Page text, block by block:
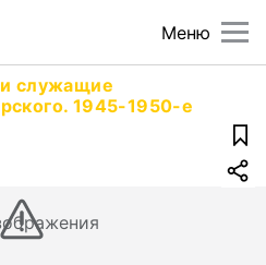
Меню
служащие
1945-1950-е